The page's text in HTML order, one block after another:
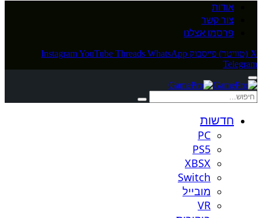
אודות
צור קשר
פרסמו אצלנו
X (טוויטר) פייסבוק InstagramYouTube Threads WhatsApp
Telegram
חדשות
PC
PS5
XBSX
Switch
מובייל
VR